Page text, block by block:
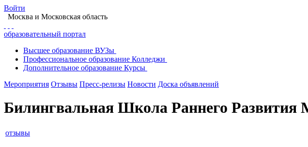
Войти
Москва и Московская область
образовательный портал
Высшее образование ВУЗы
Профессиональное образование Колледжи
Дополнительное образование Курсы
Мероприятия Отзывы Пресс-релизы Новости Доска объявлений
Билингвальная Школа Раннего Развития
отзывы